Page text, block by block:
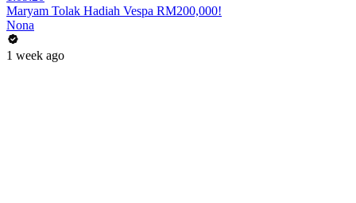
Maryam Tolak Hadiah Vespa RM200,000!
Nona
1 week ago